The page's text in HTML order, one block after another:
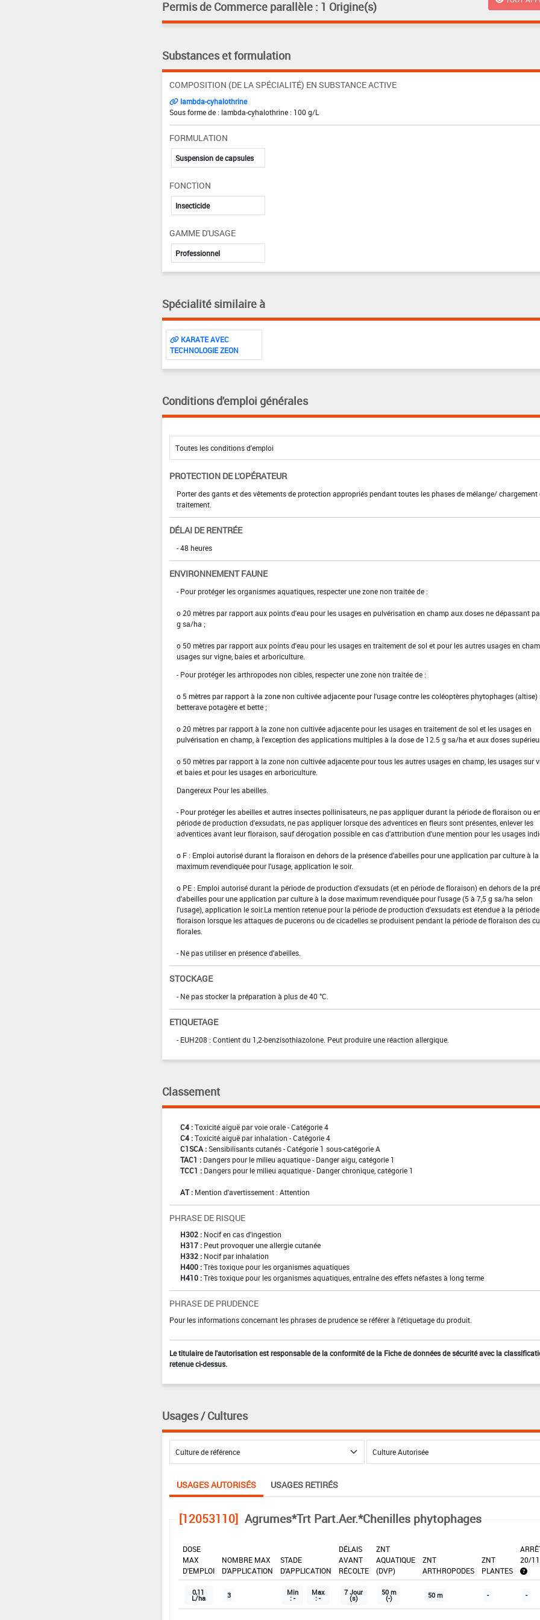
Permis de Commerce parallèle : 1 Origine(s)
Substances et formulation
COMPOSITION (DE LA SPÉCIALITÉ) EN SUBSTANCE ACTIVE
lambda-cyhalothrine
Sous forme de : lambda-cyhalothrine : 100 g/L
FORMULATION
Suspension de capsules
FONCTION
Insecticide
GAMME D'USAGE
Professionnel
Spécialité similaire à
KARATE AVEC
TECHNOLOGIE ZEON
Conditions d'emploi générales
PROTECTION DE L'OPÉRATEUR
Porter des gants et des vêtements de protection appropriés pendant toutes les phases de mélange/ chargement
traitement.
DÉLAI DE RENTRÉE
- 48 heures
ENVIRONNEMENT FAUNE
- Pour protéger les organismes aquatiques, respecter une zone non traitée de :
o 20 mètres par rapport aux points d'eau pour les usages en pulvérisation en champ aux doses ne dépassant
g sa/ha ;
o 50 mètres par rapport aux points d'eau pour les usages en traitement de sol et pour les autres usages en
usages sur vigne, baies et arboriculture.
- Pour protéger les arthropodes non cibles, respecter une zone non traitée de :
o 5 mètres par rapport à la zone non cultivée adjacente pour l'usage contre les coléoptères phytophages (altise)
betterave potagère et bette ;
o 20 mètres par rapport à la zone non cultivée adjacente pour les usages en traitement de sol et les usages en
pulvérisation en champ, à l'exception des applications multiples à la dose de 12.5 g sa/ha et aux doses
o 50 mètres par rapport à la zone non cultivée adjacente pour tous les autres usages en champ, les usages sur
et baies et pour les usages en arboriculture.
Dangereux Pour les abeilles.
- Pour protéger les abeilles et autres insectes pollinisateurs, ne pas appliquer durant la période de floraison ou en
période de production d'exsudats, ne pas appliquer lorsque des adventices en fleurs sont présentes, enlever les
adventices avant leur floraison, sauf dérogation possible en cas d'attribution d'une mention pour les usages
o F : Emploi autorisé durant la floraison en dehors de la présence d'abeilles pour une application par culture à
maximum revendiquée pour l'usage, application le soir.
o PE : Emploi autorisé durant la période de production d'exsudats (et en période de floraison) en dehors de la
d'abeilles pour une application par culture à la dose maximum revendiquée pour l'usage (5 à 7,5 g sa/ha selon
l'usage), application le soir.La mention retenue pour la période de production d'exsudats est étendue à la
floraison lorsque les attaques de pucerons ou de cicadelles se produisent pendant la période de floraison des
florales.
- Ne pas utiliser en présence d'abeilles.
STOCKAGE
- Ne pas stocker la préparation à plus de 40 °C.
ETIQUETAGE
- EUH208 : Contient du 1,2-benzisothiazolone. Peut produire une réaction allergique.
Classement
C4 : Toxicité aiguë par voie orale - Catégorie 4
C4 : Toxicité aiguë par inhalation - Catégorie 4
C1SCA : Sensibilisants cutanés - Catégorie 1 sous-catégorie A
TAC1 : Dangers pour le milieu aquatique - Danger aigu, catégorie 1
TCC1 : Dangers pour le milieu aquatique - Danger chronique, catégorie 1
AT : Mention d'avertissement : Attention
PHRASE DE RISQUE
H302 : Nocif en cas d'ingestion
H317 : Peut provoquer une allergie cutanée
H332 : Nocif par inhalation
H400 : Très toxique pour les organismes aquatiques
H410 : Très toxique pour les organismes aquatiques, entraîne des effets néfastes à long terme
PHRASE DE PRUDENCE
Pour les informations concernant les phrases de prudence se référer à l'étiquetage du produit.
Le titulaire de l'autorisation est responsable de la conformité de la Fiche de données de sécurité avec la
retenue ci-dessus.
Usages / Cultures
USAGES AUTORISÉS USAGES RETIRÉS
[12053110] Agrumes*Trt Part.Aer.*Chenilles phytophages
DOSE
MAX
D'EMPLOI
NOMBRE MAX
D'APPLICATION
STADE
D'APPLICATION
DÉLAIS
AVANT
RÉCOLTE
ZNT
AQUATIQUE
(DVP)
ZNT
ARTHROPODES
ZNT
PLANTES
20/
0,11
L/ha 3 Min
: -
Max
: -
7 Jour
(s)
50 m
(-) 50 m - -